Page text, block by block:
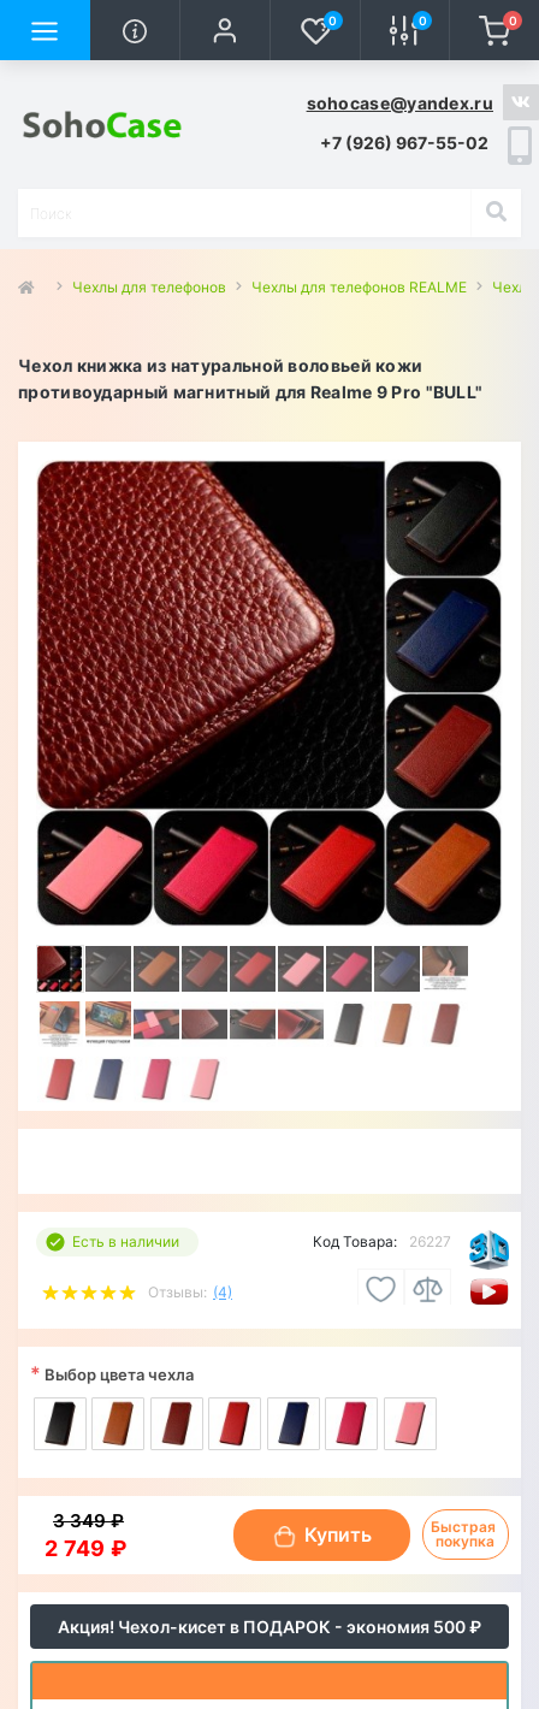
0 0 0
sohocase@yandex.ru
+7 (926) 967-55-02
Чехлы для телефонов Чехлы для телефонов REALME Чехлы
Чехол книжка из натуральной воловьей кожи
противоударный магнитный для Realme 9 Pro "BULL"
Есть в наличии
Отзывы: (4)
Код Товара: 26227
Акция! Чехол-кисет в ПОДАРОК - экономия 500 ₽
* Выбор цвета чехла
2 749 ₽
3 349 ₽
Купить
Быстрая
покупка